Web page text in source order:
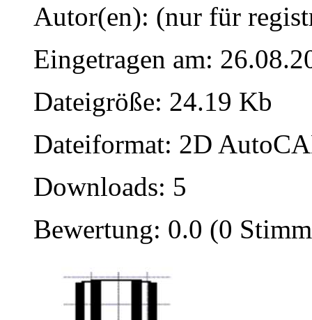
Autor(en): (nur für
Eingetragen am:
Dateigröße: 24.19 Kb
Dateiformat: 2D
Downloads: 5
Bewertung: 0.0 (0